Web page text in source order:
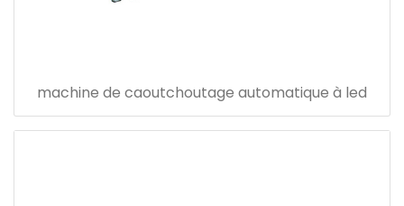
machine de caoutchoutage automatique à led